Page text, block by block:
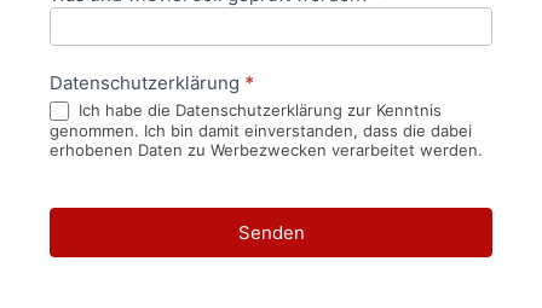
Datenschutzerklärung *
Ich habe die Datenschutzerklärung zur Kenntnis
genommen. Ich bin damit einverstanden, dass die dabei
erhobenen Daten zu Werbezwecken verarbeitet werden.
Senden